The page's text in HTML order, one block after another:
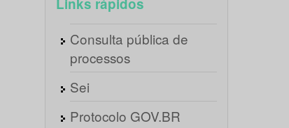
Links rápidos
Consulta pública de
processos
Sei
Protocolo GOV.BR